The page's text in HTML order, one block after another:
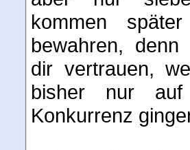
kommen
bewahren,
dir vertrauen,
bisher nur
Konkurrenz